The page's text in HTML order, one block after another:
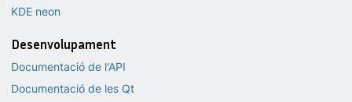
KDE neon
Desenvolupament
Documentació de l'API
Documentació de les Qt